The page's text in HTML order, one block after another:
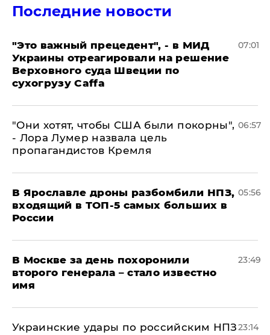
Последние новости
"Это важный прецедент", - в МИД
Украины отреагировали на решение
Верховного суда Швеции по
сухогрузу Caffa
07:01
"Они хотят, чтобы США были покорны",
- Лора Лумер назвала цель
пропагандистов Кремля
06:57
В Ярославле дроны разбомбили НПЗ,
входящий в ТОП-5 самых больших в
России
05:56
В Москве за день похоронили
второго генерала – стало известно
имя
23:49
Украинские удары по российским НПЗ23:14